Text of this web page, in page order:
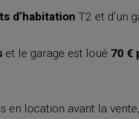
d’habitation T2 et d’un
et le garage est loué 70 €
en location avant la